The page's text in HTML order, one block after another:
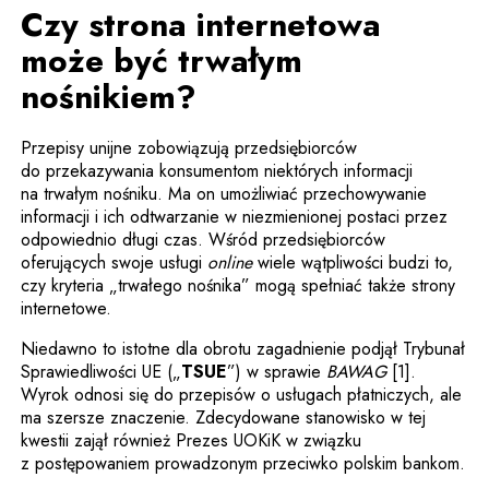
Czy strona internetowa
może być trwałym
nośnikiem?
Przepisy unijne zobowiązują przedsiębiorców
do przekazywania konsumentom niektórych informacji
na trwałym nośniku. Ma on umożliwiać przechowywanie
informacji i ich odtwarzanie w niezmienionej postaci przez
odpowiednio długi czas. Wśród przedsiębiorców
oferujących swoje usługi onlinewiele wątpliwości budzi to,
czy kryteria „trwałego nośnika” mogą spełniać także strony
internetowe.
Niedawno to istotne dla obrotu zagadnienie podjął Trybunał
Sprawiedliwości UE („TSUE”) w sprawie BAWAG [1].
Wyrok odnosi się do przepisów o usługach płatniczych, ale
ma szersze znaczenie. Zdecydowane stanowisko w tej
kwestii zajął również Prezes UOKiK w związku
z postępowaniem prowadzonym przeciwko polskim bankom.